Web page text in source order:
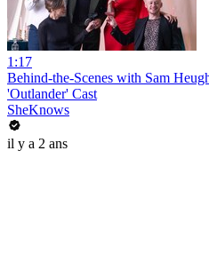
1:17
Behind-the-Scenes with Sam
'Outlander' Cast
SheKnows
il y a 2 ans